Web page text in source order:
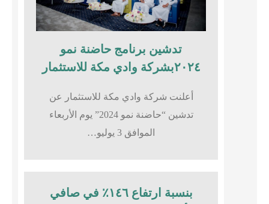
تدشين برنامج حاضنة نمو
٢٠٢٤بشركة وادي مكة للاستثمار
أعلنت شركة وادي مكة للاستثمار عن
تدشين “حاضنة نمو 2024” يوم الأربعاء
الموافق 3 يوليو…
بنسبة ارتفاع ١٤٦٪؜ في صافي